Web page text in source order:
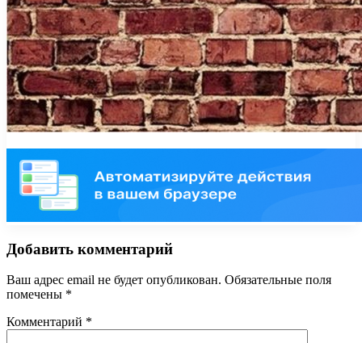
Добавить комментарий
Ваш адрес email не будет опубликован. Обязательные поля
помечены *
Комментарий *